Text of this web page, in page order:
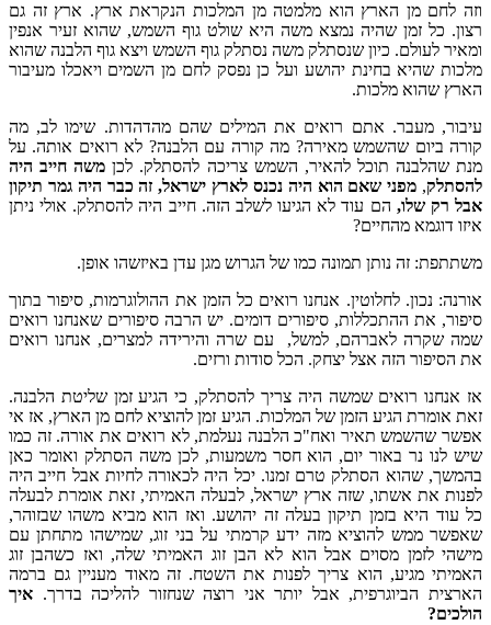
וזה לחם מן הארץ הוא מלמטה מן המלכות הנקראת ארץ. ארץ זה גם
רצון. כל זמן שהיה נמצא משה היא שולט גוף השמש, שהוא זעיר אנפין
ומאיר לעולם. כיון שנסתלק משה נסתלק גוף השמש ויצא גוף הלבנה שהוא
מלכות שהיא בחינת יהושע ועל כן נפסק לחם מן השמים ויאכלו מעיבור
הארץ שהוא מלכות.
עיבור, מעבר. אתם רואים את המילים שהם מהדהדות. שימו לב, מה
קורה ביום שהשמש מאירה? מה קורה עם הלבנה? לא רואים אותה. על
מנת שהלבנה תוכל להאיר, השמש צריכה להסתלק. לכן משה חייב היה
להסתלק, מפני שאם הוא היה נכנס לארץ ישראל, זה כבר היה גמר תיקון
אבל רק שלו, הם עוד לא הגיעו לשלב הזה. חייב היה להסתלק. אולי ניתן
איזו דוגמא מהחיים?
משתתפת: זה נותן תמונה כמו של הגרוש מגן עדן באיזשהו אופן.
אורנה: נכון. לחלוטין. אנחנו רואים כל הזמן את ההולוגרמות, סיפור בתוך
סיפור, את ההתכללות, סיפורים דומים. יש הרבה סיפורים שאנחנו רואים
שמה שקרה לאברהם, למשל, עם שרה והירידה למצרים, אנחנו רואים
את הסיפור הזה אצל יצחק. הכל סודות ורזים.
אז אנחנו רואים שמשה היה צריך להסתלק, כי הגיע זמן שליטת הלבנה.
זאת אומרת הגיע הזמן של המלכות. הגיע זמן להוציא לחם מן הארץ, אז אי
אפשר שהשמש תאיר ואח"כ הלבנה נעלמת, לא רואים את אורה. זה כמו
שיש לנו נר באור יום, הוא חסר משמעות, לכן משה הסתלק ואומר כאן
בהמשך, שהוא הסתלק טרם זמנו. יכל היה לכאורה לחיות אבל חייב היה
לפנות את אשתו, שזה ארץ ישראל, לבעלה האמיתי, זאת אומרת לבעלה
כל עוד היא בזמן תיקון בעלה זה יהושע. ואז הוא מביא משהו שבזוהר,
שאפשר ממש להוציא מזה ידע קרמתי על בני זוג, שמישהו מתחתן עם
מישהי לזמן מסוים אבל הוא לא הבן זוג האמיתי שלה, ואז כשהבן זוג
האמיתי מגיע, הוא צריך לפנות את השטח. זה מאוד מעניין גם ברמה
הארצית הביוגרפית, אבל יותר אני רוצה שנחזור להליכה בדרך. איך
הולכים?